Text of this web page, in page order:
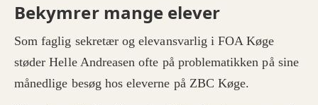
at der hver måned sættes 4.800 kroner ind på
hendes pensionsopsparing.
uddanner sig til social- og sundhedsassistent
og må leve med, at der i tre et halvt år ikke
indbetales til pensionsordningen.
Bekymrer mange elever
Som faglig sekretær og elevansvarlig i FOA Køge
støder Helle Andreasen ofte på problematikken på sine
månedlige besøg hos eleverne på ZBC Køge.